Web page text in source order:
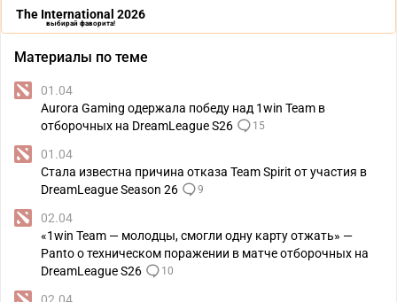
The International 2026
выбирай фаворита!
Материалы по теме
01.04
Aurora Gaming одержала победу над 1win Team в
отборочных на DreamLeague S26
15
01.04
Стала известна причина отказа Team Spirit от участия в
DreamLeague Season 26
9
02.04
«1win Team — молодцы, смогли одну карту отжать» —
Panto о техническом поражении в матче отборочных на
DreamLeague S26
10